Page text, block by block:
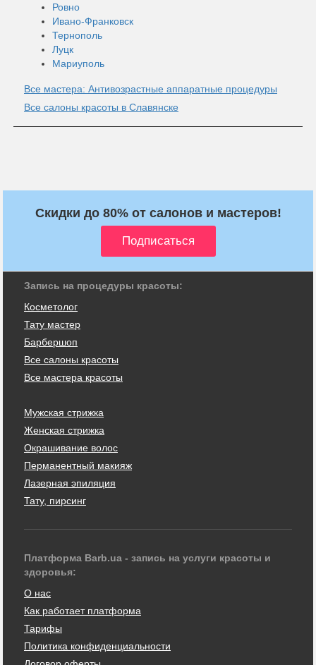
Ровно
Ивано-Франковск
Тернополь
Луцк
Мариуполь
Все мастера: Антивозрастные аппаратные процедуры
Все салоны красоты в Славянске
Скидки до 80% от салонов и мастеров!
Запись на процедуры красоты:
Косметолог
Тату мастер
Барбершоп
Все салоны красоты
Все мастера красоты
Мужская стрижка
Женская стрижка
Окрашивание волос
Перманентный макияж
Лазерная эпиляция
Тату, пирсинг
Платформа Barb.ua - запись на услуги красоты и
здоровья:
О нас
Как работает платформа
Тарифы
Политика конфиденциальности